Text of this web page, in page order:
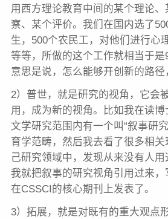
用西方理论教育中间的某个理论
察、某个评价。我们在国内选了
生，500个农民工，对他们进行心
等等，所做的这个工作就相当于是
意思是说，怎么能够开创新的路径
2）普世，就是研究的视角，它会
用，成为新的视角。比如我在读
文学研究范围内有一个叫“叙事研
育学范畴，然后我去看了很多相关
己研究领域中，发现从来没有人
我就把叙事的研究视角引用过来
在CSSCI的核心期刊上发表了。
3）拓展，就是对既有的重大观点